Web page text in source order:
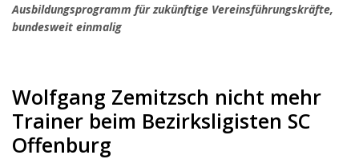
Ausbildungsprogramm für zukünftige Vereinsführungskräfte,
bundesweit einmalig
Wolfgang Zemitzsch nicht mehr
Trainer beim Bezirksligisten SC
Offenburg